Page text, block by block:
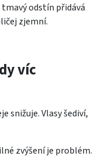
odstín přidává
zjemní.
víc
snižuje. Vlasy šediví,
zvýšení je problém.